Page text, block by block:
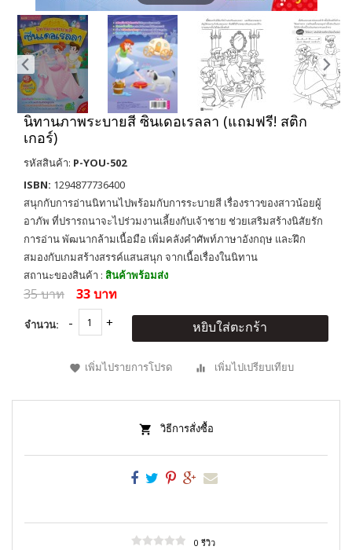
นิทานภาพระบายสี ซินเดอเรลลา (แถมฟรี! สติก
เกอร์)
รหัสสินค้า: P-YOU-502
ISBN: 1294877736400
สนุกกับการอ่านนิทานไปพร้อมกับการระบายสี เรื่องราวของสาวน้อยผู้
อาภัพ ที่ปรารถนาจะไปร่วมงานเลี้ยงกับเจ้าชาย ช่วยเสริมสร้างนิสัยรัก
การอ่าน พัฒนากล้ามเนื้อมือ เพิ่มคลังคำศัพท์ภาษาอังกฤษ และฝึก
สมองกับเกมสร้างสรรค์แสนสนุก จากเนื้อเรื่องในนิทาน
สถานะของสินค้า : สินค้าพร้อมส่ง
35 บาท 33 บาท
จำนวน: หยิบใส่ตะกร้า
เพิ่มไปรายการโปรด เพิ่มไปเปรียบเทียบ
วิธีการสั่งซื้อ
0 รีวิว